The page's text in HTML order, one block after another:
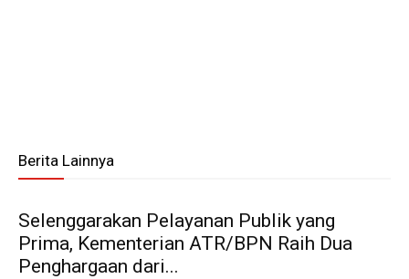
Berita Lainnya
Selenggarakan Pelayanan Publik yang
Prima, Kementerian ATR/BPN Raih Dua
Penghargaan dari...